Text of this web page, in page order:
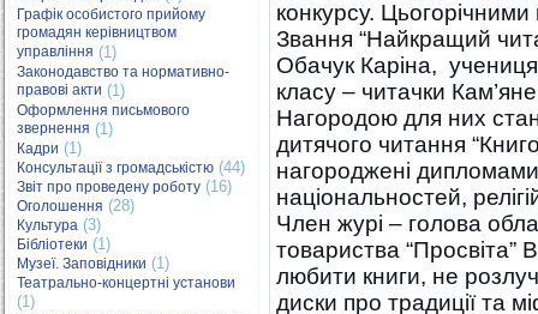
Графік особистого прийому
громадян керівництвом
управління (1)
Законодавство та нормативно-
правові акти (1)
Оформлення письмового
звернення (1)
Кадри (1)
Консультації з громадськістю (44)
Звіт про проведену роботу (16)
Оголошення (28)
Культура (3)
Бібліотеки (1)
Музеї. Заповідники (1)
Театрально-концертні установи
(1)
конкурсу.
Звання “Найкращий
Обачук Каріна,
класу – читачки
Нагородою для них
дитячого читання
нагороджені
національностей,
Член журі – голова
товариства “Просвіта”
любити книги, не
диски про традиції та